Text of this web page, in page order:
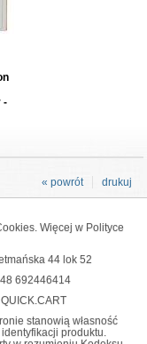
-
drukuj
« powrót
Więcej w Polityce
44 lok 52
692446414
stanowią własność
produktu.